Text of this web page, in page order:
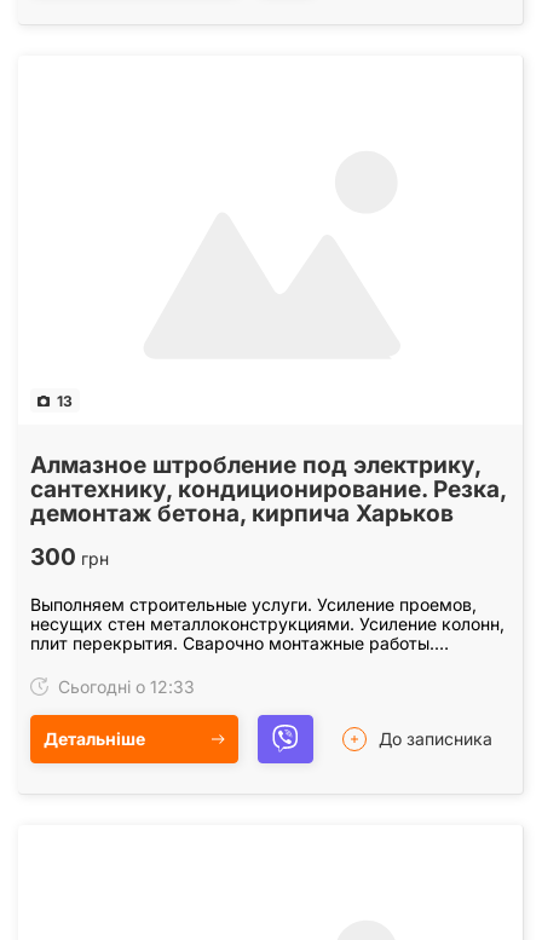
13
Алмазное штробление под электрику,
сантехнику, кондиционирование. Резка,
демонтаж бетона, кирпича Харьков
300 грн
Выполняем строительные услуги. Усиление проемов,
несущих стен металлоконструкциями. Усиление колонн,
плит перекрытия. Сварочно монтажные работы.
Сьогодні о 12:33
Детальніше До записника